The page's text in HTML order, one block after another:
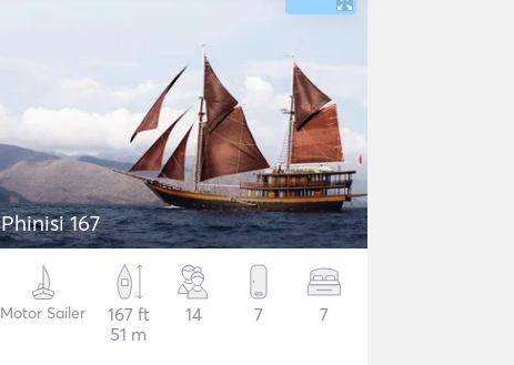
Phinisi 167
Motor Sailer
167 ft
51 m
14 7 7